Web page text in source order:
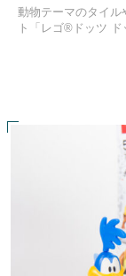
動物テーマのタイル
ト「レゴ®ドッツ